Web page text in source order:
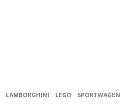
LAMBORGHINI LEGO
SPORTWAGEN